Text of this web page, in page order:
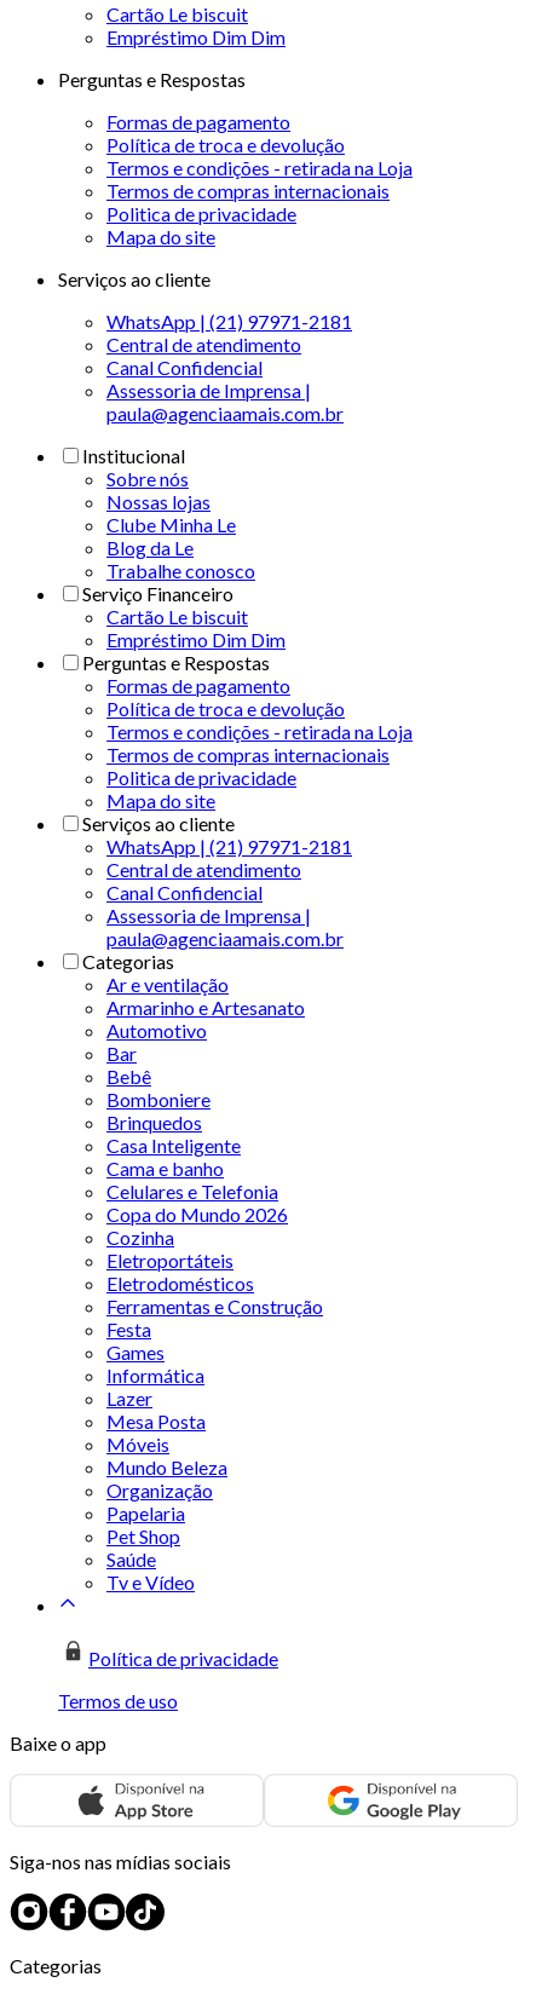
Cartão Le biscuit
Empréstimo Dim Dim
Perguntas e Respostas
Formas de pagamento
Política de troca e devolução
Termos e condições - retirada na Loja
Termos de compras internacionais
Politica de privacidade
Mapa do site
Serviços ao cliente
WhatsApp | (21) 97971-2181
Central de atendimento
Canal Confidencial
Assessoria de Imprensa |
paula@agenciaamais.com.br
Institucional
Sobre nós
Nossas lojas
Clube Minha Le
Blog da Le
Trabalhe conosco
Serviço Financeiro
Cartão Le biscuit
Empréstimo Dim Dim
Perguntas e Respostas
Formas de pagamento
Política de troca e devolução
Termos e condições - retirada na Loja
Termos de compras internacionais
Politica de privacidade
Mapa do site
Serviços ao cliente
WhatsApp | (21) 97971-2181
Central de atendimento
Canal Confidencial
Assessoria de Imprensa |
paula@agenciaamais.com.br
Categorias
Ar e ventilação
Armarinho e Artesanato
Automotivo
Bar
Bebê
Bomboniere
Brinquedos
Casa Inteligente
Cama e banho
Celulares e Telefonia
Copa do Mundo 2026
Cozinha
Eletroportáteis
Eletrodomésticos
Ferramentas e Construção
Festa
Games
Informática
Lazer
Mesa Posta
Móveis
Mundo Beleza
Organização
Papelaria
Pet Shop
Saúde
Tv e Vídeo
Política de privacidade
Termos de uso
Baixe o app
Siga-nos nas mídias sociais
Categorias